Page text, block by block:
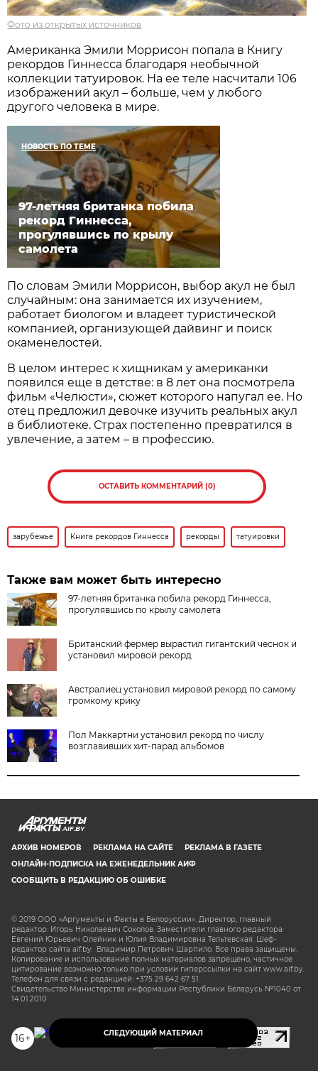
СЛЕДУЮЩИЙ МАТЕРИАЛ
Фото из открытых источников
Американка Эмили Моррисон попала в Книгу
рекордов Гиннесса благодаря необычной
коллекции татуировок. На ее теле насчитали 106
изображений акул – больше, чем у любого
другого человека в мире.
НОВОСТЬ ПО ТЕМЕ
97-летняя британка побила
рекорд Гиннесса,
прогулявшись по крылу
самолета
По словам Эмили Моррисон, выбор акул не был
случайным: она занимается их изучением,
работает биологом и владеет туристической
компанией, организующей дайвинг и поиск
окаменелостей.
В целом интерес к хищникам у американки
появился еще в детстве: в 8 лет она посмотрела
фильм «Челюсти», сюжет которого напугал ее. Но
отец предложил девочке изучить реальных акул
в библиотеке. Страх постепенно превратился в
увлечение, а затем – в профессию.
ОСТАВИТЬ КОММЕНТАРИЙ (0)
зарубежье Книга рекордов Гиннесса рекорды татуировки
Также вам может быть интересно
97-летняя британка побила рекорд Гиннесса,
прогулявшись по крылу самолета
Британский фермер вырастил гигантский чеснок и
установил мировой рекорд
Австралиец установил мировой рекорд по самому
громкому крику
Пол Маккартни установил рекорд по числу
возглавивших хит-парад альбомов
AIF.BY
АРХИВ НОМЕРОВ РЕКЛАМА НА САЙТЕ
РЕКЛАМА В ГАЗЕТЕ
ОНЛАЙН-ПОДПИСКА НА ЕЖЕНЕДЕЛЬНИК АИФ
СООБЩИТЬ В РЕДАКЦИЮ ОБ ОШИБКЕ
© 2019 ООО «Аргументы и Факты в Белоруссии». Директор, главный
редактор: Игорь Николаевич Соколов. Заместители главного редактора:
Евгений Юрьевич Олейник и Юлия Владимировна Тельтевская. Шеф-
редактор сайта aif.by: Владимир Петрович Шарпило. Все права защищены.
Копирование и использование полных материалов запрещено, частичное
цитирование возможно только при условии гиперссылки на сайт www.aif.by.
Телефон для связи с редакцией: +375 29 642 67 51.
Свидетельство Министерства информации Республики Беларусь №1040 от
14.01.2010
16+